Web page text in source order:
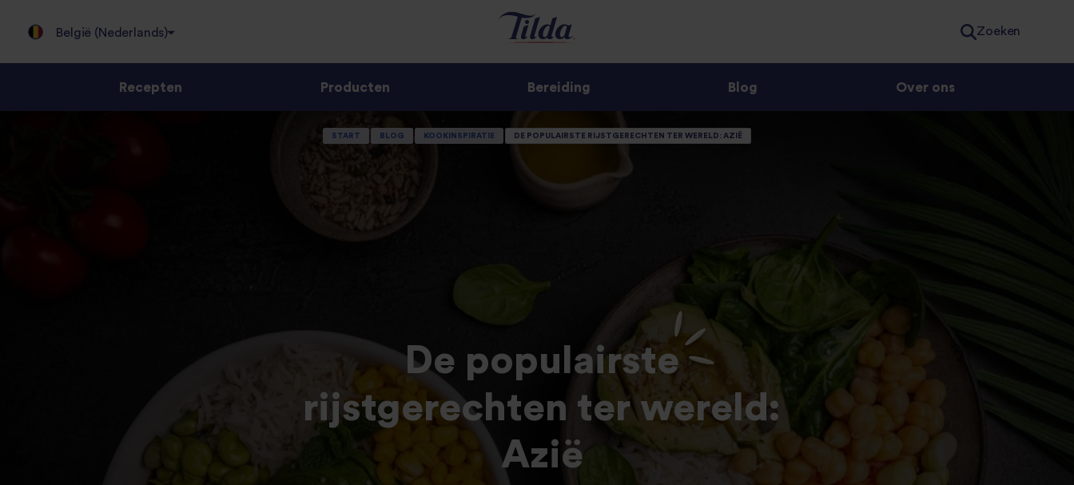
België (Nederlands) Zoeken
Recepten Producten Bereiding Blog Over ons
START BLOG KOOKINSPIRATIE DE POPULAIRSTE RIJSTGERECHTEN TER WERELD: AZIË
De populairste
rijstgerechten ter wereld:
Azië